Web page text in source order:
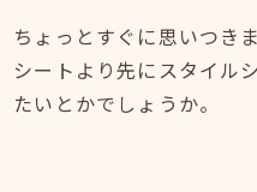
ちょっとすぐに思いつき
シートより先にスタイル
たいとかでしょうか。